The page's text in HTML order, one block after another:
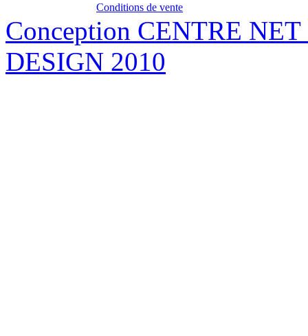
Conditions de vente
Conception CENTRE
DESIGN 2010